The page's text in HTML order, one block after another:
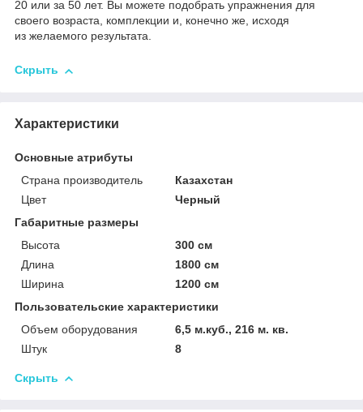
20 или за 50 лет. Вы можете подобрать упражнения для
своего возраста, комплекции и, конечно же, исходя
из желаемого результата.
Скрыть
Характеристики
Основные атрибуты
Страна производитель
Казахстан
Цвет
Черный
Габаритные размеры
Высота
300 см
Длина
1800 см
Ширина
1200 см
Пользовательские характеристики
Объем оборудования
6,5 м.куб., 216 м. кв.
Штук
8
Скрыть